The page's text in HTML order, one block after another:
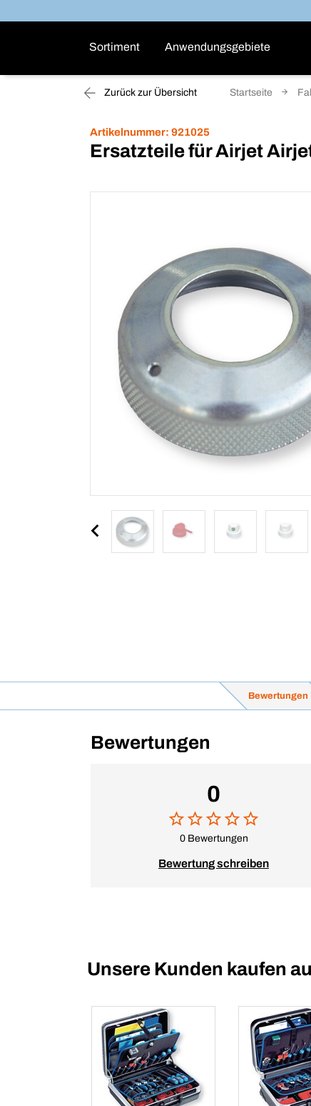
Sortiment Anwendungsgebiete
Zurück zur Übersicht Startseite
Artikelnummer: 921025
Ersatzteile für Airjet
Bewertungen
Bewertungen
0
0 Bewertungen
Bewertung schreiben
Unsere Kunden kaufen